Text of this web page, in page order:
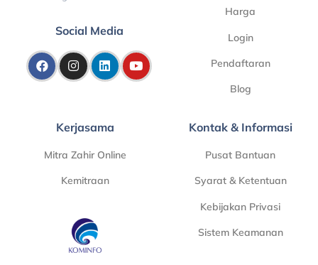
Social Media
Harga
Login
Pendaftaran
Blog
Kerjasama
Mitra Zahir Online
Kemitraan
Kontak & Informasi
Pusat Bantuan
Syarat & Ketentuan
Kebijakan Privasi
Sistem Keamanan